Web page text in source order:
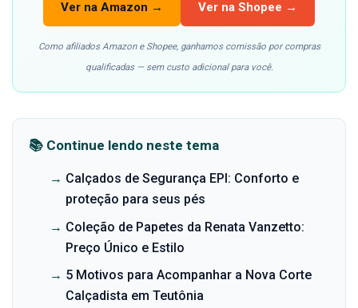
Ver na Amazon → Ver na Shopee →
Como afiliados Amazon e Shopee, ganhamos comissão por compras
qualificadas — sem custo adicional para você.
📚 Continue lendo neste tema
→ Calçados de Segurança EPI: Conforto e
proteção para seus pés
→ Coleção de Papetes da Renata Vanzetto:
Preço Único e Estilo
→ 5 Motivos para Acompanhar a Nova Corte
Calçadista em Teutônia